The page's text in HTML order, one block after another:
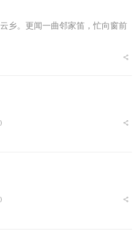
乡。更闻一曲邻家笛，忙向窗前